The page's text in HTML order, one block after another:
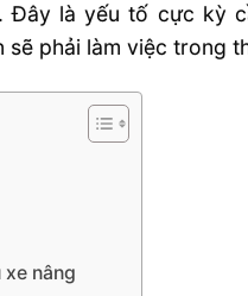
Đây là yếu tố cực kỳ
phải làm việc trong
nâng